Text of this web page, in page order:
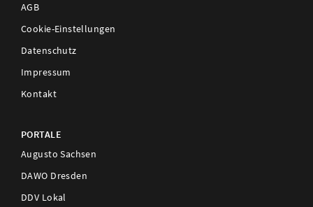
AGB
Cookie-Einstellungen
Datenschutz
Impressum
Kontakt
PORTALE
Augusto Sachsen
DAWO Dresden
DDV Lokal